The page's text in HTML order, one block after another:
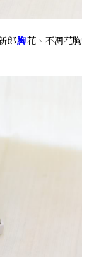
郎胸花、不凋花胸